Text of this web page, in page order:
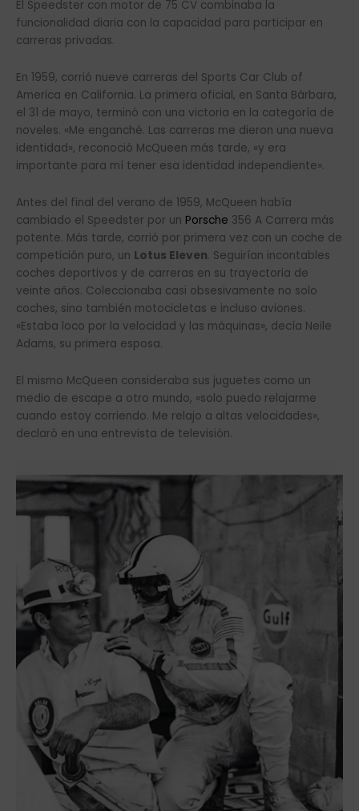
El Speedster con motor de 75 CV combinaba la
funcionalidad diaria con la capacidad para participar en
carreras privadas.
En 1959, corrió nueve carreras del Sports Car Club of
America en California. La primera oficial, en Santa Bárbara,
el 31 de mayo, terminó con una victoria en la categoría de
noveles. «Me enganché. Las carreras me dieron una nueva
identidad», reconoció McQueen más tarde, «y era
importante para mí tener esa identidad independiente».
Antes del final del verano de 1959, McQueen había
cambiado el Speedster por un Porsche 356 A Carrera más
potente. Más tarde, corrió por primera vez con un coche de
competición puro, un Lotus Eleven. Seguirían incontables
coches deportivos y de carreras en su trayectoria de
veinte años. Coleccionaba casi obsesivamente no solo
coches, sino también motocicletas e incluso aviones.
«Estaba loco por la velocidad y las máquinas», decía Neile
Adams, su primera esposa.
El mismo McQueen consideraba sus juguetes como un
medio de escape a otro mundo, «solo puedo relajarme
cuando estoy corriendo. Me relajo a altas velocidades»,
declaró en una entrevista de televisión.